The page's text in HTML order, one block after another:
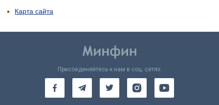
Карта сайта
Присоединяйтесь к нам в соц. сетях: